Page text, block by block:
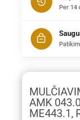
Per 14
AMK
ME443.1,